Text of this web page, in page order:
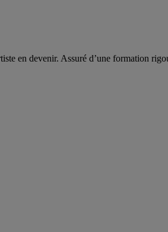
en devenir. Assuré d’une formation